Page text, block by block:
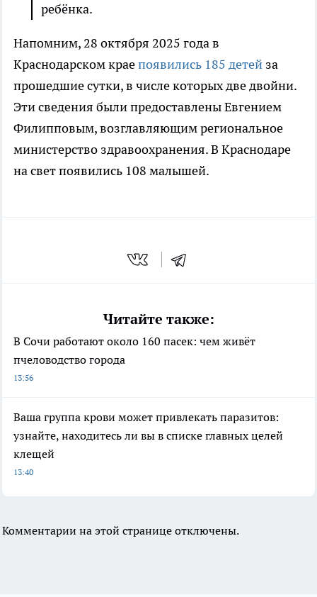
ребёнка.
Напомним, 28 октября 2025 года в
Краснодарском краепоявились 185 детей за
прошедшие сутки, в числе которых две двойни.
Эти сведения были предоставлены Евгением
Филипповым, возглавляющим региональное
министерство здравоохранения. В Краснодаре
на свет появились 108 малышей.
Читайте также:
В Сочи работают около 160 пасек: чем живёт
пчеловодство города
13:56
Ваша группа крови может привлекать паразитов:
узнайте, находитесь ли вы в списке главных целей
клещей
13:40
Комментарии на этой странице отключены.